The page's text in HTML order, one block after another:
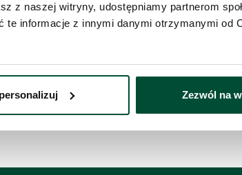
z naszej witryny, udostępniamy partnerom
te informacje z innymi danymi otrzymanymi od
Zezwól na
z siedzibą w Łodzi,
Twoje dane i jakie